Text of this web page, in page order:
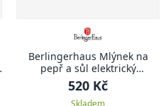
Berlingerhaus Mlýnek na
pepř a sůl elektrický
Burgundy Metallic Line
520 Kč
Skladem